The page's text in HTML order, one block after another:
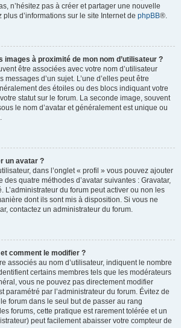
n’hésitez pas à créer et partager une nouvelle
d’informations sur le site Internet de phpBB®.
images à proximité de mon nom d’utilisateur ?
être associées avec votre nom d’utilisateur
messages d’un sujet. L’une d’elles peut être
des étoiles ou des blocs indiquant votre
statut sur le forum. La seconde image, souvent
le nom d’avatar et généralement est unique ou
un avatar ?
dans l’onglet « profil » vous pouvez ajouter
des quatre méthodes d’avatar suivantes : Gravatar,
L’administrateur du forum peut activer ou non les
dont ils sont mis à disposition. Si vous ne
contactez un administrateur du forum.
comment le modifier ?
associés au nom d’utilisateur, indiquent le nombre
certains membres tels que les modérateurs
vous ne pouvez pas directement modifier
paramétré par l’administrateur du forum. Évitez de
forum dans le seul but de passer au rang
forums, cette pratique est rarement tolérée et un
peut facilement abaisser votre compteur de